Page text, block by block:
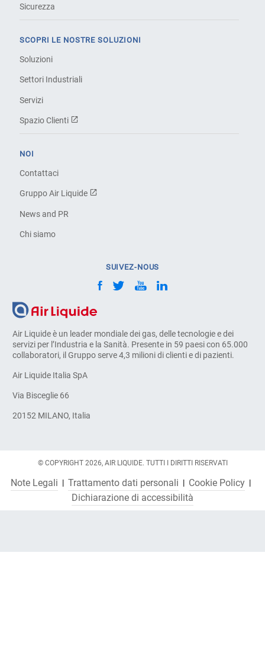
Air Liquide è un leader mondiale dei gas, delle tecnologie e dei
servizi per l’Industria e la Sanità. Presente in 59 paesi con 65.000
collaboratori, il Gruppo serve 4,3 milioni di clienti e di pazienti.
Air Liquide Italia SpA
Via Bisceglie 66
20152 MILANO, Italia
Sicurezza
SCOPRI LE NOSTRE SOLUZIONI
Soluzioni
Settori Industriali
Servizi
Spazio Clienti
NOI
Contattaci
Gruppo Air Liquide
News and PR
Chi siamo
SUIVEZ-NOUS
© COPYRIGHT 2026, AIR LIQUIDE. TUTTI I DIRITTI RISERVATI
Note Legali Trattamento dati personali
Cookie Policy
Dichiarazione di accessibilità